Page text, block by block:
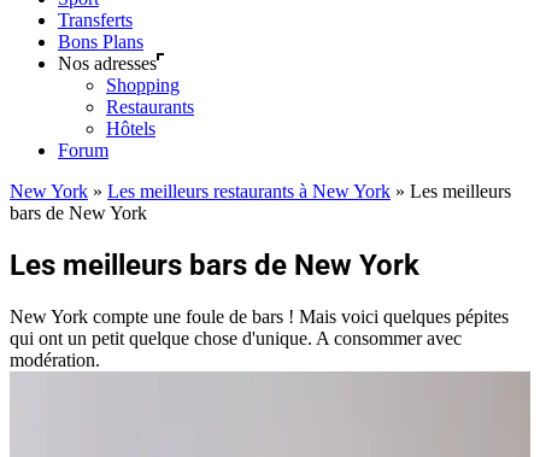
Transferts
Bons Plans
Nos adresses
Shopping
Restaurants
Hôtels
Forum
New York » Les meilleurs restaurants à New York » Les meilleurs
bars de New York
Les meilleurs bars de New York
New York compte une foule de bars ! Mais voici quelques pépites
qui ont un petit quelque chose d'unique. A consommer avec
modération.